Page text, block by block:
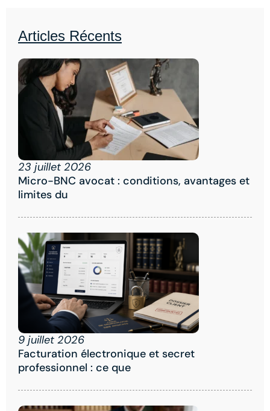
Articles Récents
23 juillet 2026
Micro-BNC avocat : conditions, avantages et
limites du
9 juillet 2026
Facturation électronique et secret
professionnel : ce que